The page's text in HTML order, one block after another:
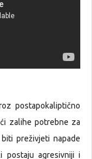
postapokaliptično
zalihe potrebne za
preživjeti napade
postaju agresivniji i